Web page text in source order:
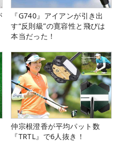
『G740』アイアンが引き出
す“反則級”の寛容性と飛びは
本当だった！
仲宗根澄香が平均パット数
『TRTL』で6人抜き！